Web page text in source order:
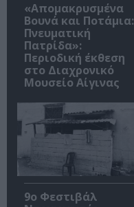
«Απομακρυσμένα
Βουνά και Ποτάμια:
Πνευματική
Πατρίδα»:
Περιοδική έκθεση
στο Διαχρονικό
Μουσείο Αίγινας
9ο Φεστιβάλ